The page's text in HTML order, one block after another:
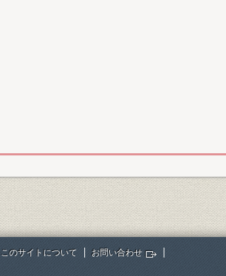
このサイトについて お問い合わせ